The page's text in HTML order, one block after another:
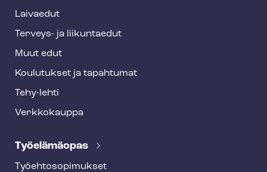
Laivaedut
Terveys- ja liikuntaedut
Muut edut
Koulutukset ja tapahtumat
Tehy-lehti
Verkkokauppa
Työelämäopas
Työ­eh­to­so­pi­muk­set